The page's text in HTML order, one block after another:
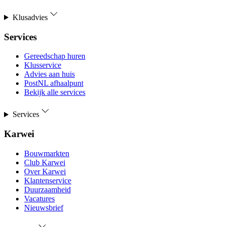
Klusadvies
Services
Gereedschap huren
Klusservice
Advies aan huis
PostNL afhaalpunt
Bekijk alle services
Services
Karwei
Bouwmarkten
Club Karwei
Over Karwei
Klantenservice
Duurzaamheid
Vacatures
Nieuwsbrief